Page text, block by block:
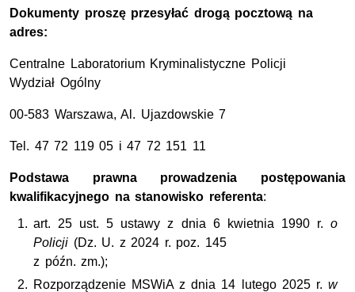
Dokumenty proszę przesyłać drogą pocztową na
adres:
Centralne Laboratorium Kryminalistyczne Policji
Wydział Ogólny
00-583 Warszawa, Al. Ujazdowskie 7
Tel. 47 72 119 05 i 47 72 151 11
Podstawa prawna prowadzenia postępowania
kwalifikacyjnego na stanowisko referenta:
art. 25 ust. 5 ustawy z dnia 6 kwietnia 1990 r. o
Policji (Dz. U. z 2024 r. poz. 145
z późn. zm.);
Rozporządzenie MSWiA z dnia 14 lutego 2025 r. w